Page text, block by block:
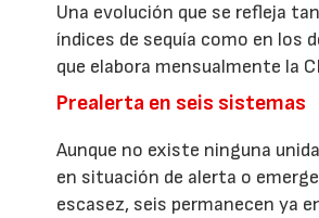
Una evolución que se refleja
índices de sequía como en los
que elabora mensualmente la
Prealerta en seis sistemas
Aunque no existe ninguna
en situación de alerta o
escasez, seis permanecen ya